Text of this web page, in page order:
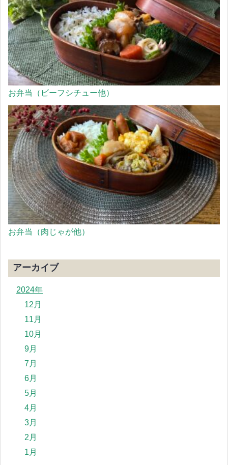
お弁当（ビーフシチュー他）
お弁当（肉じゃが他）
アーカイブ
2024年
12月
11月
10月
9月
7月
6月
5月
4月
3月
2月
1月